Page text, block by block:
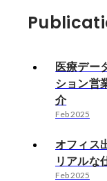
医療デー
ション営
介
Feb 2025
オフィス
リアルな
Feb 2025